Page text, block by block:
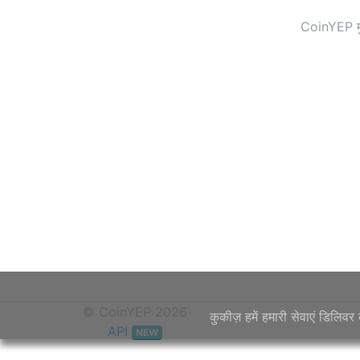
CoinYEP
API NEW
कुकीज़ हमें हमारी सेवाएं